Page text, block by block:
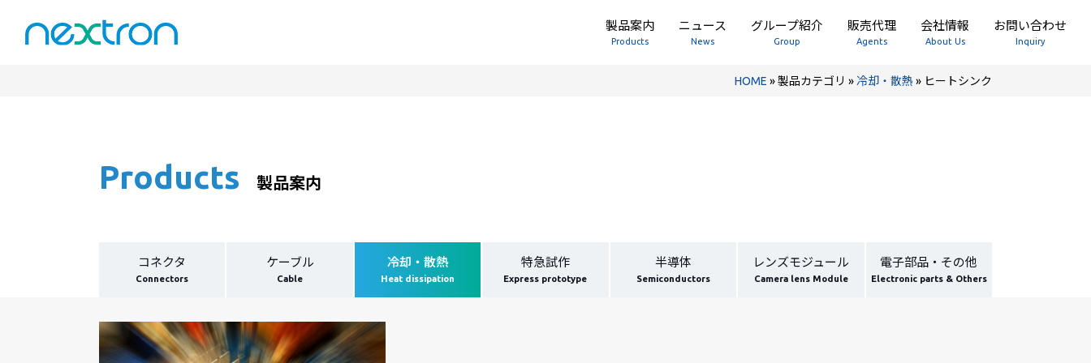
製品案内
Products
ニュース
News
グループ紹介
Group
販売代理
Agents
会社情報
About Us
お問い合わせ
Inquiry
HOME »製品カテゴリ » 冷却・散熱 » ヒートシンク
Products 製品案内
コネクタ
Connectors
ケーブル
Cable
冷却・散熱
Heat dissipation
特急試作
Express prototype
半導体
Semiconductors
レンズモジュール
Camera lens Module
電子部品・その他
Electronic parts & Others